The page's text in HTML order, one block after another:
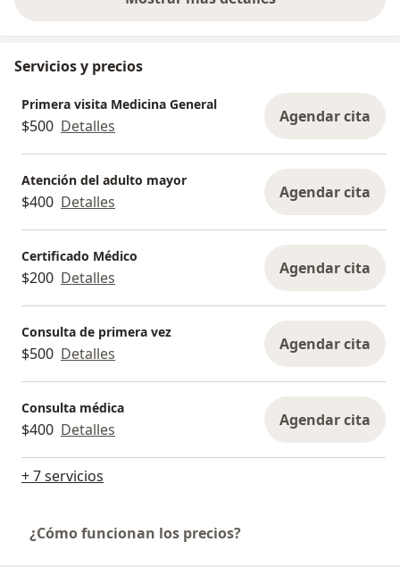
sobre la experiencia
Servicios y precios
Primera visita Medicina General
$500 Detalles Agendar cita
Atención del adulto mayor
$400 Detalles Agendar cita
Certificado Médico
$200 Detalles Agendar cita
Consulta de primera vez
$500 Detalles Agendar cita
Consulta médica
$400 Detalles Agendar cita
+ 7 servicios
¿Cómo funcionan los precios?